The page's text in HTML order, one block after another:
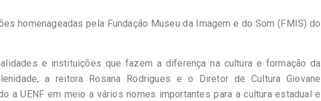
homenageadas pela Fundação Museu da Imagem e do Som (FMIS) do
e instituições que fazem a diferença na cultura e formação da
a reitora Rosana Rodrigues e o Diretor de Cultura Giovane
a UENF em meio a vários nomes importantes para a cultura estadual e